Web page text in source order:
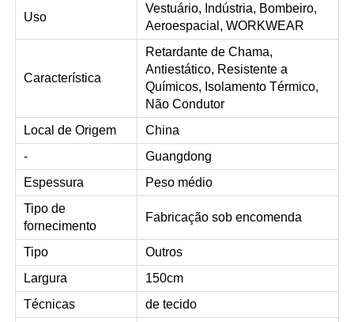
Uso
Vestuário, Indústria, Bombeiro,
Aeroespacial, WORKWEAR
Característica
Retardante de Chama,
Antiestático, Resistente a
Químicos, Isolamento Térmico,
Não Condutor
Local de Origem
China
-
Guangdong
Espessura
Peso médio
Tipo de
fornecimento
Fabricação sob encomenda
Tipo
Outros
Largura
150cm
Técnicas
de tecido